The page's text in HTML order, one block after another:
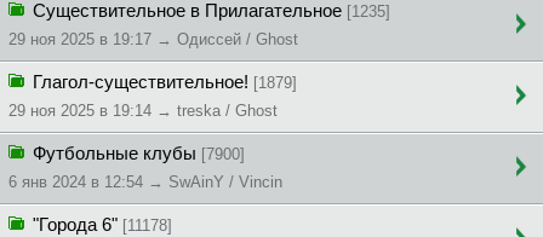
Существительное в Прилагательное [1235]
29 ноя 2025 в 19:17 → Oдиcceй / Ghost
Глагол-существительное! [1879]
29 ноя 2025 в 19:14 → treska / Ghost
Футбольные клубы [7900]
6 янв 2024 в 12:54 → SwAinY / Vincin
"Города 6" [11178]